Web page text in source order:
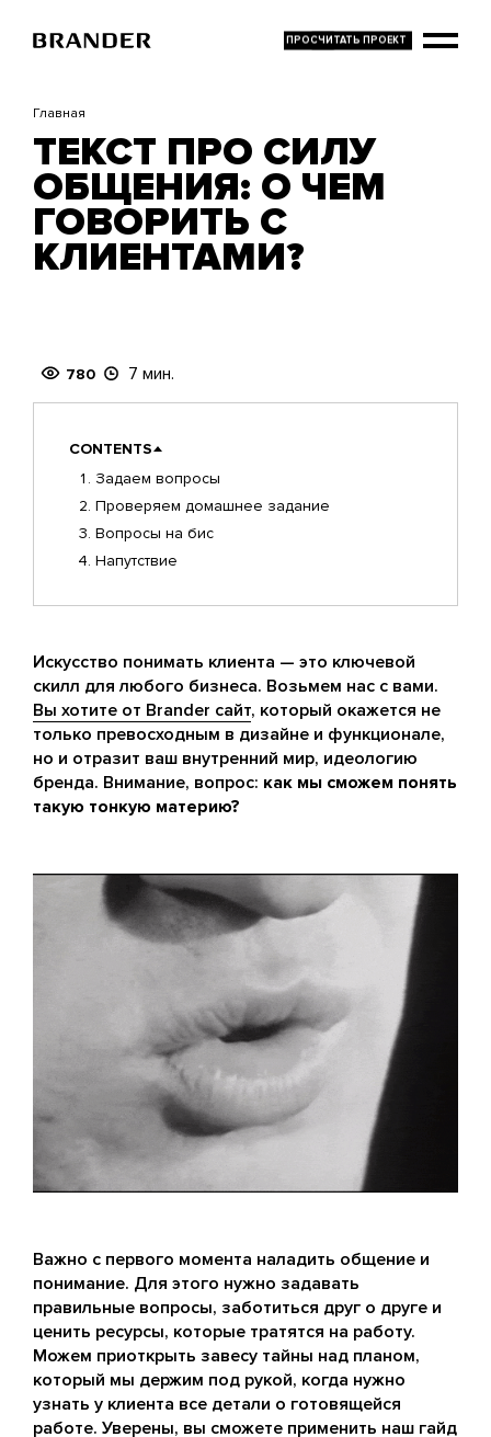
основному
Главная
ТЕКСТ ПРО СИЛУ
ОБЩЕНИЯ: О ЧЕМ
ГОВОРИТЬ С
КЛИЕНТАМИ?
780 7 мин.
CONTENTS
Задаем вопросы
Проверяем домашнее задание
Вопросы на бис
Напутствие
Искусство понимать клиента — это ключевой
скилл для любого бизнеса. Возьмем нас с вами.
Вы хотите от Brander сайт, который окажется не
только превосходным в дизайне и функционале,
но и отразит ваш внутренний мир, идеологию
бренда. Внимание, вопрос: как мы сможем понять
такую тонкую материю?
Важно с первого момента наладить общение и
понимание. Для этого нужно задавать
правильные вопросы, заботиться друг о друге и
ценить ресурсы, которые тратятся на работу.
Можем приоткрыть завесу тайны над планом,
который мы держим под рукой, когда нужно
узнать у клиента все детали о готовящейся
работе. Уверены, вы сможете применить наш гайд